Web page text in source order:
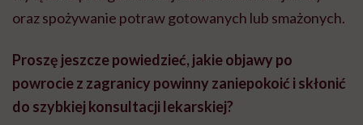
oraz spożywanie potraw gotowanych lub smażonych.
Proszę jeszcze powiedzieć, jakie objawy po
powrocie z zagranicy powinny zaniepokoić i skłonić
do szybkiej konsultacji lekarskiej?